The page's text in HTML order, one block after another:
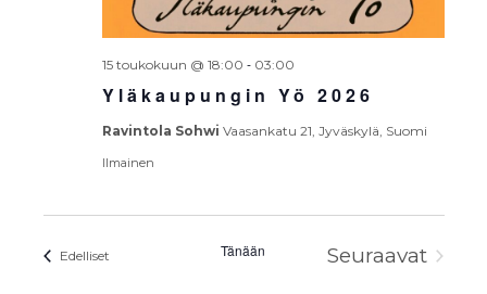
Yläkaupungin Yö 2026
15 toukokuun @ 18:00 - 03:00
Ravintola Sohwi Vaasankatu 21, Jyväskylä, Suomi
Ilmainen
EdellisetTapahtumat Tänään
Seuraavat